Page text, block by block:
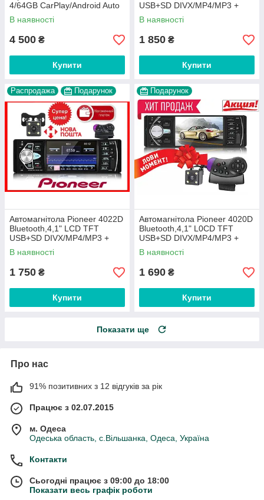
4/64GB CarPlay/Android Auto
В наявності
4 500 ₴
Купити
USB+SD DIVX/MP4/MP3 +
ПУЛЬТ НА РУЛЬ+КАМЕРА!
В наявності
1 850 ₴
Купити
Распродажа Подарунок
Автомагнітола Pioneer 4022D
Bluetooth,4,1" LCD TFT
USB+SD DIVX/MP4/MP3 +
ПУЛЬТ НА РУЛЬ+КАМЕРА!
В наявності
1 750 ₴
Купити
Подарунок
Автомагнітола Pioneer 4020D
Bluetooth,4,1" L0CD TFT
USB+SD DIVX/MP4/MP3 +
ПУЛЬТ НА РУЛЬ+КАМЕРА!
В наявності
1 690 ₴
Купити
Показати ще
Про нас
91% позитивних з 12 відгуків за рік
Працює з 02.07.2015
м. Одеса
Одеська область, с.Вільшанка, Одеса, Україна
Контакти
Сьогодні працює з 09:00 до 18:00
Показати весь графік роботи